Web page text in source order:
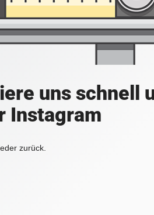
uns schnell
Instagram
zurück.